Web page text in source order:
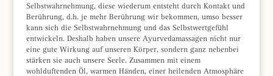
Selbstwahrnehmung, diese wiederum entsteht durch Kontakt und
Berührung, d.h. je mehr Berührung wir bekommen, umso besser
kann sich die Selbstwahrnehmung und das Selbstwertgefühl
entwickeln. Deshalb haben unsere Ayurvedamassagen nicht nur
eine gute Wirkung auf unseren Körper, sondern ganz nebenbei
stärken sie auch unsere Seele. Zusammen mit einem
wohlduftenden Öl, warmen Händen, einer heilenden Atmosphäre